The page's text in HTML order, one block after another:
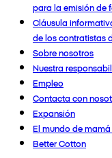
para la emisión de
Cláusula
de los contratistas
Sobre nosotros
Nuestra
Empleo
Contacta con
Expansión
El mundo de
Better Cotton